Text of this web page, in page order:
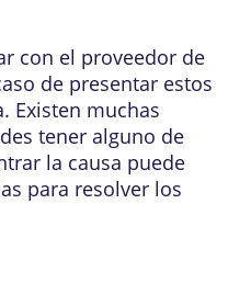
con el proveedor de
de presentar estos
Existen muchas
tener alguno de
la causa puede
para resolver los